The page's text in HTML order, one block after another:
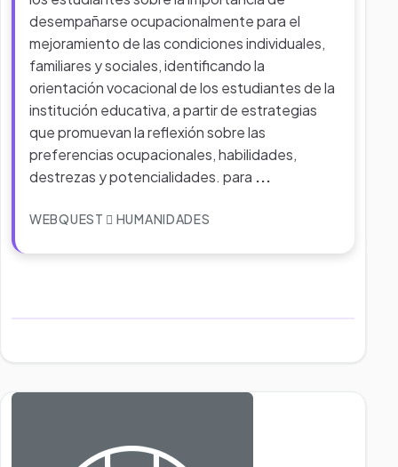
desempañarse ocupacionalmente para el
mejoramiento de las condiciones individuales,
familiares y sociales, identificando la
orientación vocacional de los estudiantes de la
institución educativa, a partir de estrategias
que promuevan la reflexión sobre las
preferencias ocupacionales, habilidades,
destrezas y potencialidades. para ...
WEBQUEST HUMANIDADES